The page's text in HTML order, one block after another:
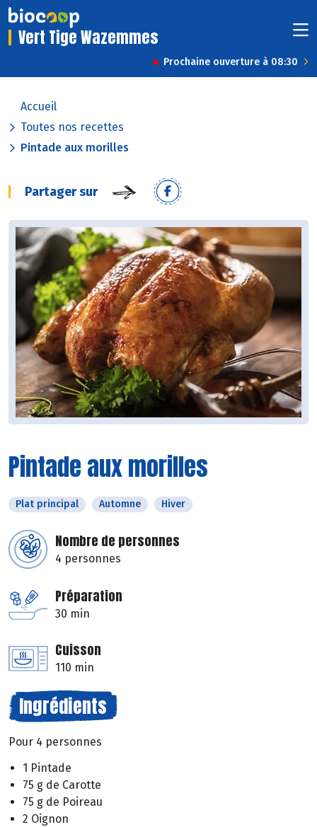
Vert Tige Wazemmes
Prochaine ouverture à 08:30
Accueil
Toutes nos recettes
Pintade aux morilles
Partager sur
Pintade aux morilles
Plat principal Automne Hiver
Nombre de personnes
4 personnes
Préparation
30 min
Cuisson
110 min
Ingrédients
Pour 4 personnes
1 Pintade
75 g de Carotte
75 g de Poireau
2 Oignon